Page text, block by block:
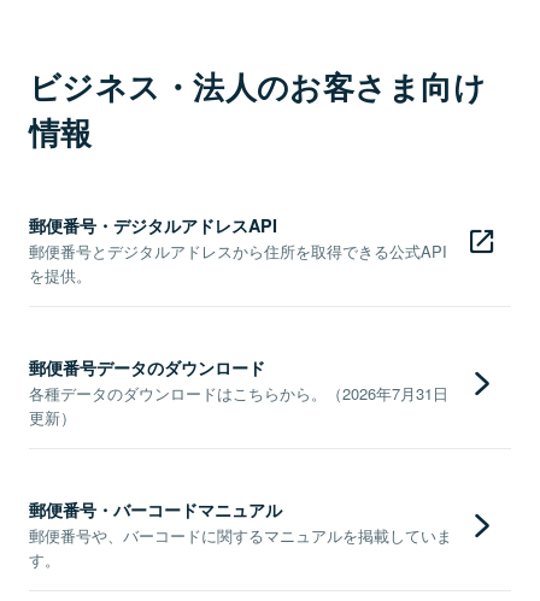
ビジネス・法人のお客さま向け
情報
郵便番号・デジタルアドレスAPI
郵便番号とデジタルアドレスから住所を取得できる公式API
を提供。
郵便番号データのダウンロード
各種データのダウンロードはこちらから。（2026年7月31日
更新）
郵便番号・バーコードマニュアル
郵便番号や、バーコードに関するマニュアルを掲載していま
す。